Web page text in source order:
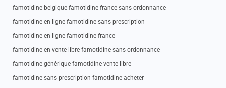
famotidine belgique famotidine france sans ordonnance
famotidine en ligne famotidine sans prescription
famotidine en ligne famotidine france
famotidine en vente libre famotidine sans ordonnance
famotidine générique famotidine vente libre
famotidine sans prescription famotidine acheter